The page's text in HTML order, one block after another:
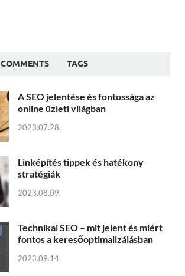
COMMENTS TAGS
A SEO jelentése és fontossága az
online üzleti világban
2023.07.28.
Linképítés tippek és hatékony
stratégiák
2023.08.09.
Technikai SEO – mit jelent és miért
fontos a keresőoptimalizálásban
2023.09.14.